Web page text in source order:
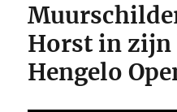
Horst in
Hengelo